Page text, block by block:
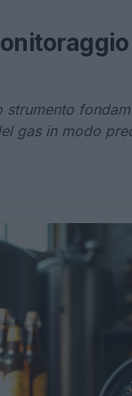
strumento
gas in modo